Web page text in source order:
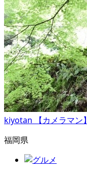
kiyotan 【カメラマン】
福岡県